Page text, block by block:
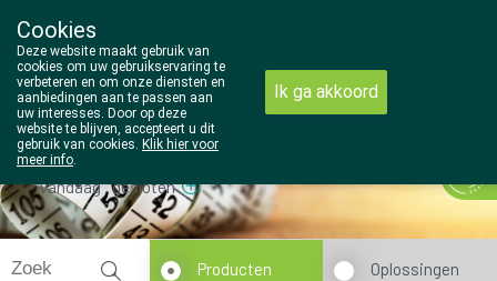
014/810298
Vandaag gesloten
Producten Oplossingen
Cookies
Deze website maakt gebruik van
cookies om uw gebruikservaring te
verbeteren en om onze diensten en
aanbiedingen aan te passen aan
uw interesses. Door op deze
website te blijven, accepteert u dit
gebruik van cookies. Klik hier voor
meer info.
Ik ga akkoord